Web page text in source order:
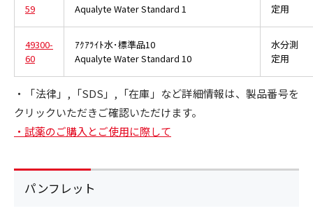
59
Aqualyte Water Standard 1
定用
49300-
60
ｱｸｱﾗｲﾄ水･標準品10
Aqualyte Water Standard 10
水分測
定用
・「法律」,「SDS」,「在庫」など詳細情報は、製品番号を
クリックいただきご確認いただけます。
・試薬のご購入とご使用に際して
パンフレット